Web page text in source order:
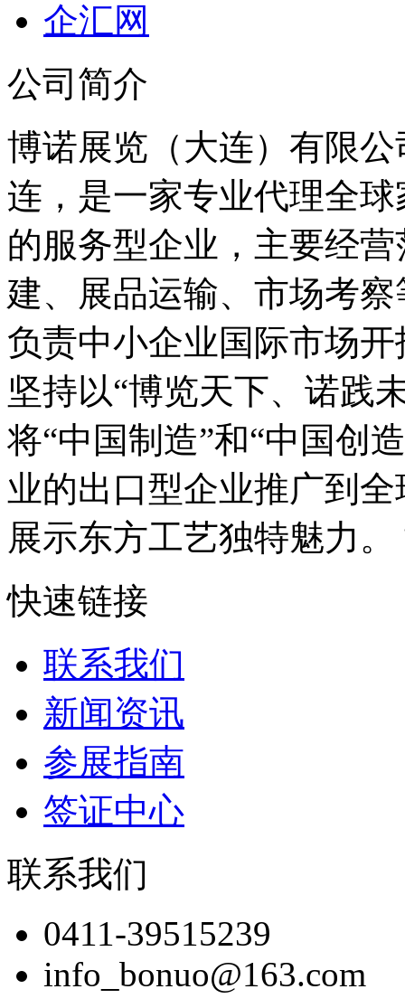
企汇网
公司简介
博诺展览（大连）有限
连，是一家专业代理全
的服务型企业，主要经
建、展品运输、市场考
负责中小企业国际市场
坚持以“博览天下、诺践
将“中国制造”和“中国创
业的出口型企业推广到
展示东方工艺独特魅力
快速链接
联系我们
新闻资讯
参展指南
签证中心
联系我们
0411-39515239
info_bonuo@163.com